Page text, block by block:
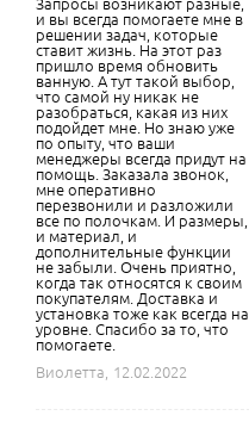
Запросы возникают разные,
и вы всегда помогаете мне в
решении задач, которые
ставит жизнь. На этот раз
пришло время обновить
ванную. А тут такой выбор,
что самой ну никак не
разобраться, какая из них
подойдет мне. Но знаю уже
по опыту, что ваши
менеджеры всегда придут на
помощь. Заказала звонок,
мне оперативно
перезвонили и разложили
все по полочкам. И размеры,
и материал, и
дополнительные функции
не забыли. Очень приятно,
когда так относятся к своим
покупателям. Доставка и
установка тоже как всегда на
уровне. Спасибо за то, что
помогаете.
Виолетта,
12.02.2022